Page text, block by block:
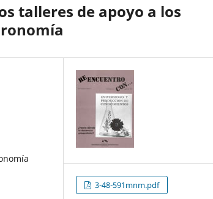
talleres de apoyo a los
3-48-591mnm.pdf